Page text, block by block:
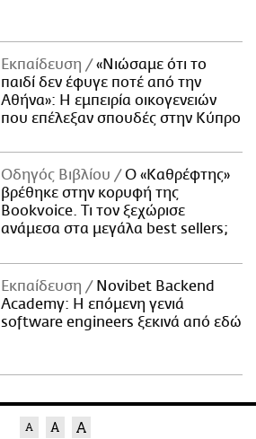
Εκπαίδευση
«Νιώσαμε ότι το
παιδί δεν έφυγε ποτέ από την
Αθήνα»: Η εμπειρία οικογενειών
που επέλεξαν σπουδές στην Κύπρο
Οδηγός Βιβλίου
Ο «Καθρέφτης»
βρέθηκε στην κορυφή της
Bookvoice. Τι τον ξεχώρισε
ανάμεσα στα μεγάλα best sellers;
Εκπαίδευση
Novibet Backend
Academy: Η επόμενη γενιά
software engineers ξεκινά από εδώ